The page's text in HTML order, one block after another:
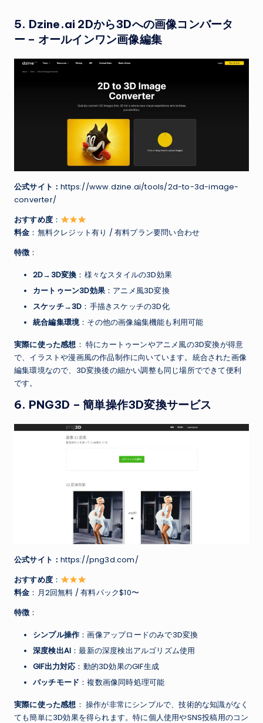
5. Dzine.ai 2Dから3Dへの画像コンバータ
ー – オールインワン画像編集
公式サイト：https://www.dzine.ai/tools/2d-to-3d-image-
converter/
おすすめ度 ：
料金 ：無料クレジット有り / 有料プラン要問い合わせ
特徴 ：
2D→3D変換 ：様々なスタイルの3D効果
カートゥーン3D効果 ：アニメ風3D変換
スケッチ→3D ：手描きスケッチの3D化
統合編集環境 ：その他の画像編集機能も利用可能
実際に使った感想 ： 特にカートゥーンやアニメ風の3D変換が得意
で、イラストや漫画風の作品制作に向いています。統合された画像
編集環境なので、3D変換後の細かい調整も同じ場所でできて便利
です。
6. PNG3D – 簡単操作3D変換サービス
公式サイト：https://png3d.com/
おすすめ度 ：
料金 ：月2回無料 / 有料パック$10〜
特徴 ：
シンプル操作 ：画像アップロードのみで3D変換
深度検出AI ：最新の深度検出アルゴリズム使用
GIF出力対応 ：動的3D効果のGIF生成
バッチモード ：複数画像同時処理可能
実際に使った感想 ： 操作が非常にシンプルで、技術的な知識がなく
ても簡単に3D効果を得られます。特に個人使用やSNS投稿用のコン